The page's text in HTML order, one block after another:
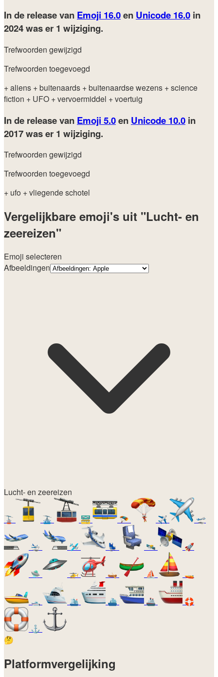
In de release van Emoji 16.0en Unicode 16.0 in
2024was er 1 wijziging.
Trefwoorden gewijzigd
Trefwoorden toegevoegd
+ aliens + buitenaards + buitenaardse wezens + science
fiction + UFO + vervoermiddel + voertuig
In de release van Emoji 5.0en Unicode 10.0 in
2017was er 1 wijziging.
Trefwoorden gewijzigd
Trefwoorden toegevoegd
+ ufo + vliegende schotel
Vergelijkbare emoji's uit "Lucht- en
zeereizen"
Emoji selecteren
Afbeeldingen
Lucht- en zeereizen
🚡 🚠 🚟 🪂 ✈️ 🛫
🛬 🛩️ 💺 🛰️ 🚀
🛸 🚁 🛶 ⛵ 🚤
🛥️ 🛳️ ⛴️ 🚢 🛟
⚓
🤔
Platformvergelijking